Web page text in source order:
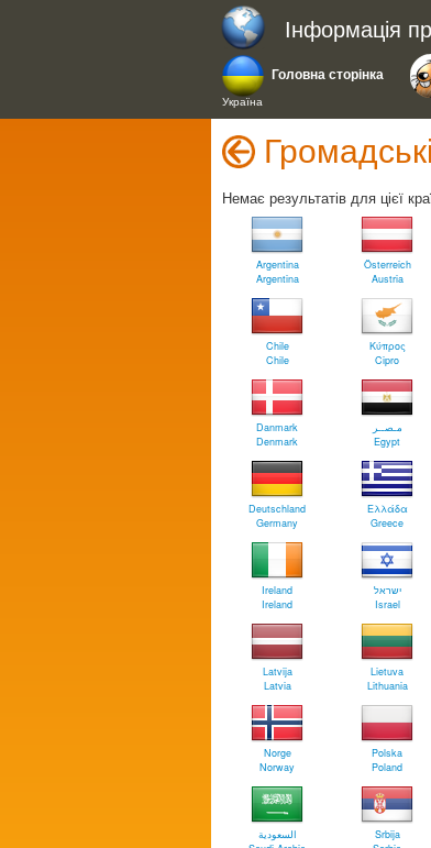
Інформація
Головна сторінка
Україна
Немає результатів для цієї
Argentina
Argentina
Österreich
Austria
Chile
Chile
Κύπρος
Cipro
Danmark
Denmark
مـصــر
Egypt
Deutschland
Germany
Ελλάδα
Greece
Ireland
Ireland
ישראל
Israel
Latvija
Latvia
Lietuva
Lithuania
Norge
Norway
Polska
Poland
السعودية
Srbija